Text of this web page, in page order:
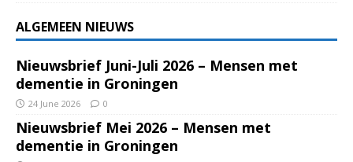
ALGEMEEN NIEUWS
Nieuwsbrief Juni-Juli 2026 – Mensen met
dementie in Groningen
24 June 2026 0
Nieuwsbrief Mei 2026 – Mensen met
dementie in Groningen